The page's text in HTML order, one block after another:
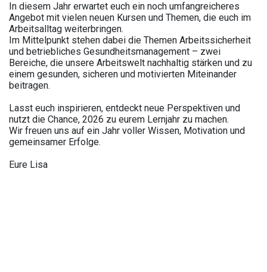
In diesem Jahr erwartet euch ein noch umfangreicheres
Angebot mit vielen neuen Kursen und Themen, die euch im
Arbeitsalltag weiterbringen.
Im Mittelpunkt stehen dabei die Themen Arbeitssicherheit
und betriebliches Gesundheitsmanagement – zwei
Bereiche, die unsere Arbeitswelt nachhaltig stärken und zu
einem gesunden, sicheren und motivierten Miteinander
beitragen.
Lasst euch inspirieren, entdeckt neue Perspektiven und
nutzt die Chance, 2026 zu eurem Lernjahr zu machen.
Wir freuen uns auf ein Jahr voller Wissen, Motivation und
gemeinsamer Erfolge.
Eure Lisa